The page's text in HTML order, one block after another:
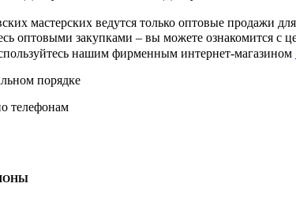
мастерских ведутся только оптовые продажи
оптовыми закупками – вы можете ознакомится с
нашим фирменным интернет-магазином
порядке
телефонам